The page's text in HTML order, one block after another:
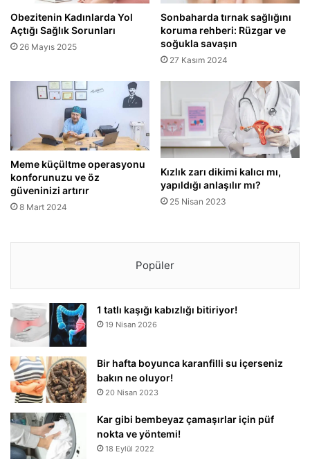
Obezitenin Kadınlarda Yol
Açtığı Sağlık Sorunları
26 Mayıs 2025
Sonbaharda tırnak sağlığını
koruma rehberi: Rüzgar ve
soğukla savaşın
27 Kasım 2024
Meme küçültme operasyonu
konforunuzu ve öz
güveninizi artırır
8 Mart 2024
Kızlık zarı dikimi kalıcı mı,
yapıldığı anlaşılır mı?
25 Nisan 2023
Popüler
1 tatlı kaşığı kabızlığı bitiriyor!
19 Nisan 2026
Bir hafta boyunca karanfilli su içerseniz
bakın ne oluyor!
20 Nisan 2023
Kar gibi bembeyaz çamaşırlar için püf
nokta ve yöntemi!
18 Eylül 2022